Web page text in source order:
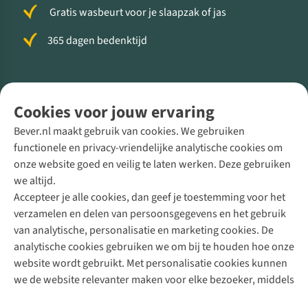
Cookies voor jouw ervaring
Bever.nl maakt gebruik van cookies. We gebruiken
functionele en privacy-vriendelijke analytische cookies om
onze website goed en veilig te laten werken. Deze gebruiken
we altijd.
Accepteer je alle cookies, dan geef je toestemming voor het
verzamelen en delen van persoonsgegevens en het gebruik
van analytische, personalisatie en marketing cookies. De
analytische cookies gebruiken we om bij te houden hoe onze
website wordt gebruikt. Met personalisatie cookies kunnen
we de website relevanter maken voor elke bezoeker, middels
Gratis wasbeurt voor je slaapzak of jas
365 dagen bedenktijd
Direct advies van een Buitenexpert
+31 (0)85 888 50 88
+31 6 12 28 49 80
Contactformulier